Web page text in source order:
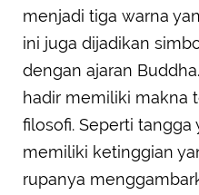
menjadi tiga warna
ini juga dijadikan
dengan ajaran
hadir memiliki makna
filosofi. Seperti
memiliki ketinggian
rupanya